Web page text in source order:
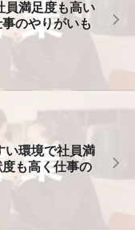
員満足度も高い
のやりがいも
い環境で社員満
も高く仕事の